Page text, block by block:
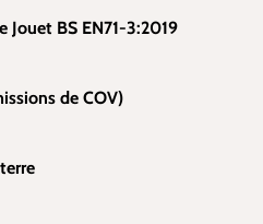
Jouet BS EN71-3:2019
de COV)